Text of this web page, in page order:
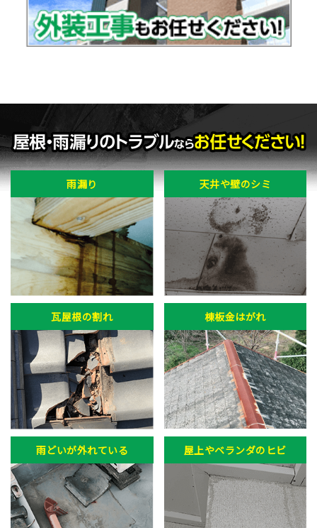
雨漏り 天井や壁のシミ
瓦屋根の割れ 棟板金はがれ
雨どいが外れている 屋上やベランダのヒビ